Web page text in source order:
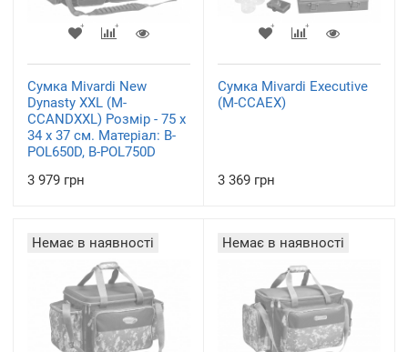
Сумка Mivardi New
Dynasty XXL (M-
CCANDXXL) Розмір - 75 х
34 х 37 см. Матеріал: B-
POL650D, B-POL750D
3 979 грн
Сумка Mivardi Executive
(M-CCAEX)
3 369 грн
Немає в наявності Немає в наявності